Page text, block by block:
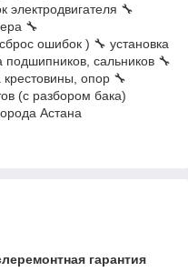
электродвигателя 🔧
🔧
ошибок ) 🔧 установка
подшипников, сальников 🔧
опор 🔧
(с разбором бака)
Астана
гарантия